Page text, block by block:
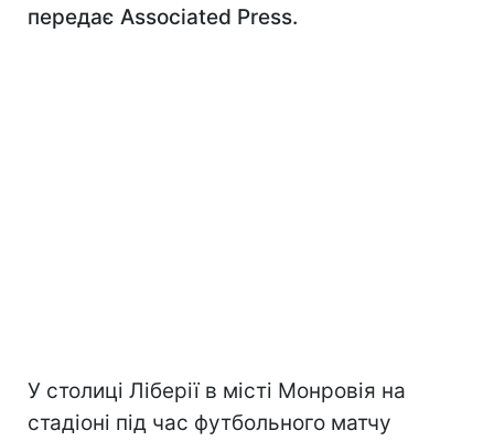
передає Associated Press.
У столиці Ліберії в місті Монровія на
стадіоні під час футбольного матчу